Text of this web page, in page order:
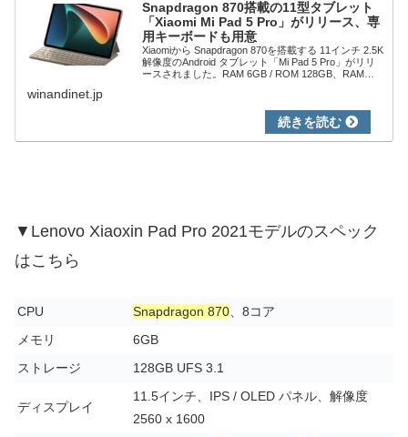
Snapdragon 870搭載の11型タブレット
「Xiaomi Mi Pad 5 Pro」がリリース、専
用キーボードも用意
Xiaomiから Snapdragon 870を搭載する 11インチ 2.5K
解像度のAndroid タブレット「Mi Pad 5 Pro」がリリ
ースされました。RAM 6GB / ROM 128GB、RAM
winandinet.jp
▼Lenovo Xiaoxin Pad Pro 2021モデルのスペック
はこちら
CPU Snapdragon 870、8コア
メモリ
6GB
ストレージ
128GB UFS 3.1
ディスプレイ
11.5インチ、IPS / OLED パネル、解像度
2560 x 1600